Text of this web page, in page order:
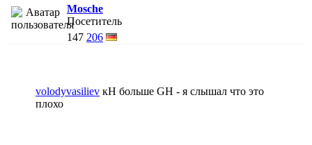
Mosche
Посетитель
147 206
volodyvasiliev кН больше GH - я слышал что это
плохо